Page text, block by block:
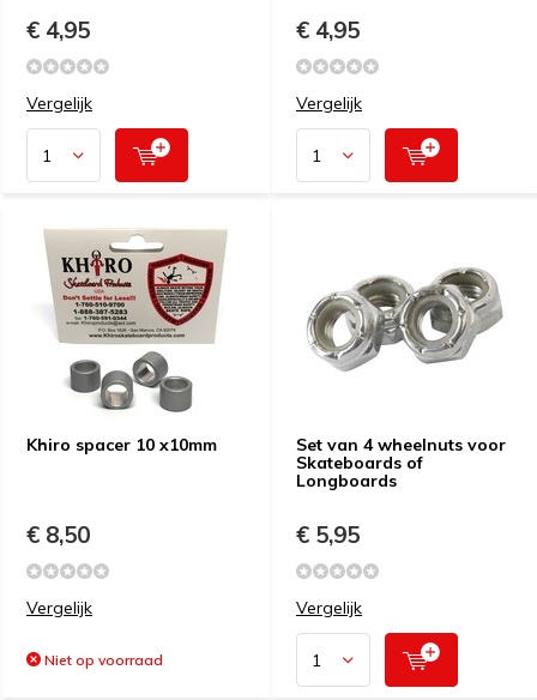
€ 4,95
Vergelijk
€ 4,95
Vergelijk
Khiro spacer 10 x10mm
€ 8,50
Vergelijk
Niet op voorraad
Set van 4 wheelnuts voor
Skateboards of
Longboards
€ 5,95
Vergelijk